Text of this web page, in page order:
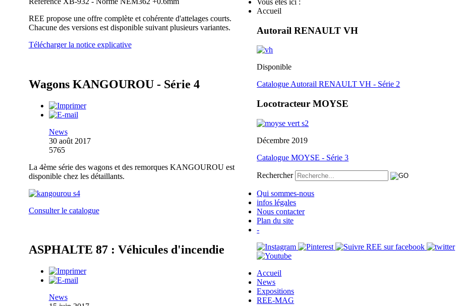
REE propose une offre complète et cohérente d'attelages courts.
Chacune des versions est disponible suivant plusieurs variantes.
Télécharger la notice explicative
Wagons KANGOUROU - Série 4
News
30 août 2017
5765
La 4ème série des wagons et des remorques KANGOUROU est
disponible chez les détaillants.
Consulter le catalogue
ASPHALTE 87 : Véhicules d'incendie
News
Accueil
Autorail RENAULT VH
Disponible
Catalogue Autorail RENAULT VH - Série 2
Locotracteur MOYSE
Décembre 2019
Catalogue MOYSE - Série 3
Rechercher
Qui sommes-nous
infos légales
Nous contacter
Plan du site
-
Accueil
News
Expositions
REE-MAG